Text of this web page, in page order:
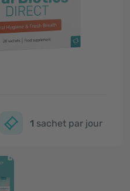
1 sachet par jour